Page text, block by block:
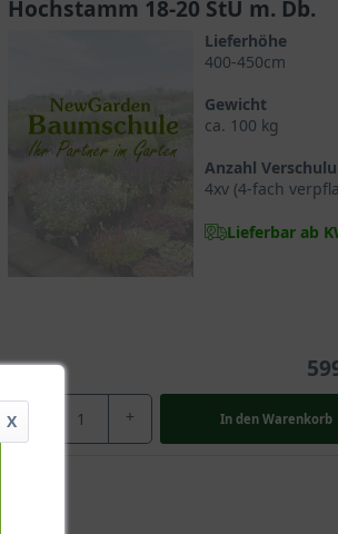
Südwestasien, das natürliche
in Gebüschen an sonnigen
botanischen Bezeichnung Amygdalus
er alle Aufmerksamkeit auf das
Hochstamm 18-20 StU m. Db.
Lieferhöhe
400-450cm
Gewicht
ca. 100 kg
Anzahl
4xv (4-fach
Lieferbar ab
+ In den Warenkorb
X